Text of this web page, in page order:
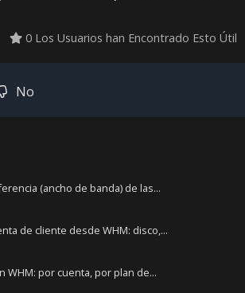
0 Los Usuarios han Encontrado Esto Útil
No
(ancho de banda) de las...
de cliente desde WHM: disco,...
por cuenta, por plan de...